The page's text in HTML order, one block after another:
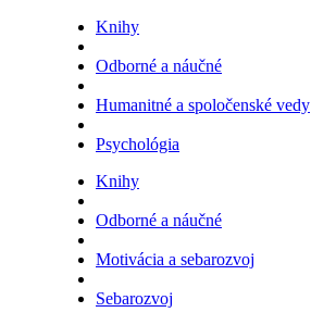
Knihy
Odborné a náučné
Humanitné a spoločenské vedy
Psychológia
Knihy
Odborné a náučné
Motivácia a sebarozvoj
Sebarozvoj